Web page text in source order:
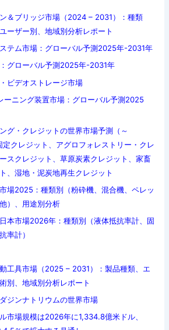
＆ブリッジ市場（2024 – 2031）：種類
ーザー別、地域別分析レポート
テム市場：グローバル予測2025年-2031年
グローバル予測2025年-2031年
ビデオストレージ市場
ーニング装置市場：グローバル予測2025
グ・クレジットの世界市場予測（～
クレジット、アグロフォレストリー・クレ
スクレジット、草原炭素クレジット、家畜
、湿地・泥炭地再生クレジット
場2025：種類別（粉砕機、混合機、ペレッ
）、用途別分析
本市場2026年：種類別（液体抵抗率計、固
率計）
工具市場（2025 – 2031）：製品種類、エ
別、地域別分析レポート
ジンナトリウムの世界市場
市場規模は2026年に1,334.8億米ドル、